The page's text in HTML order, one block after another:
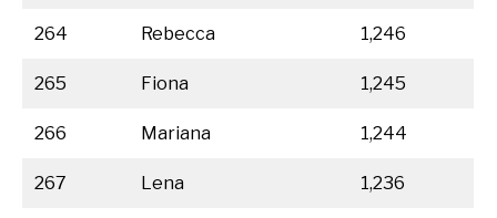
264 Rebecca 1,246
265 Fiona 1,245
266 Mariana 1,244
267 Lena 1,236